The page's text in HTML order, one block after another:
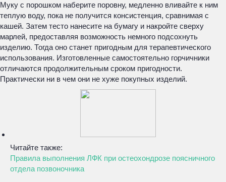
Муку с порошком наберите поровну, медленно вливайте к ним
теплую воду, пока не получится консистенция, сравнимая с
кашей. Затем тесто нанесите на бумагу и накройте сверху
марлей, предоставляя возможность немного подсохнуть
изделию. Тогда оно станет пригодным для терапевтического
использования. Изготовленные самостоятельно горчичники
отличаются продолжительным сроком пригодности.
Практически ни в чем они не хуже покупных изделий.
Читайте также:
Правила выполнения ЛФК при остеохондрозе поясничного
отдела позвоночника